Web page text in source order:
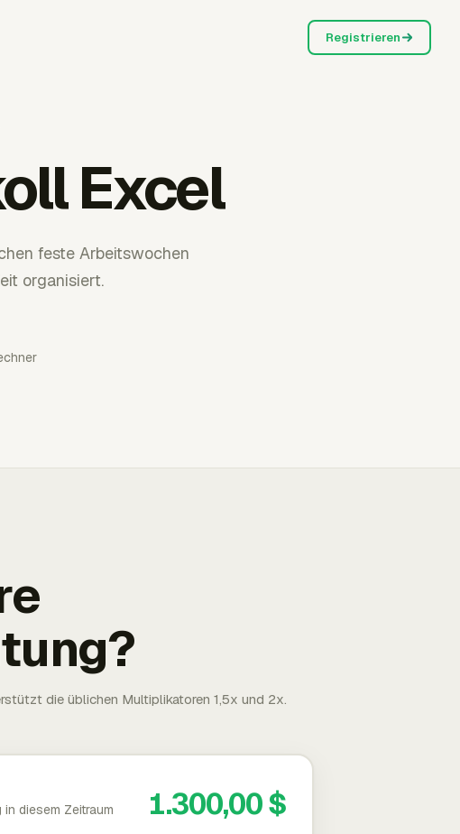
Registrieren
Excel
feste Arbeitswochen
organisiert.
die üblichen Multiplikatoren 1,5x und 2x.
diesem Zeitraum 1.300,00 $